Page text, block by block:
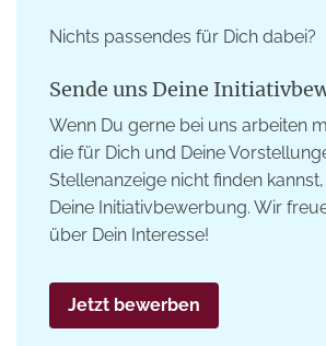
Nichts passendes für Dich dabei?
Sende uns Deine
Wenn Du gerne bei uns arbeiten
die für Dich und Deine
Stellenanzeige nicht finden
Deine Initiativbewerbung. Wir
über Dein Interesse!
Jetzt bewerben